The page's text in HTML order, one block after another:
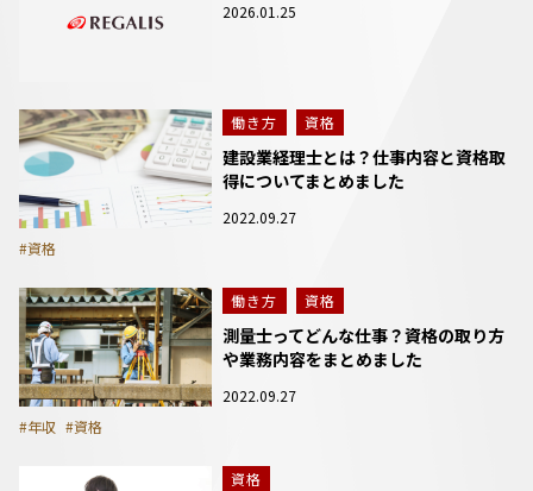
2026.01.25
働き方 資格
建設業経理士とは？仕事内容と資格取
得についてまとめました
2022.09.27
#資格
働き方 資格
測量士ってどんな仕事？資格の取り方
や業務内容をまとめました
2022.09.27
#年収 #資格
資格